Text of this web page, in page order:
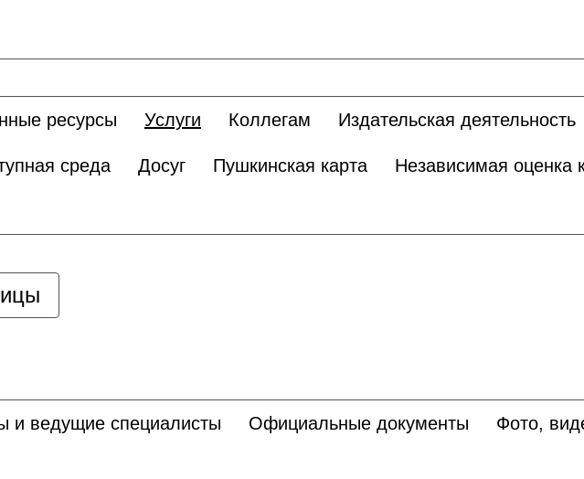
ресурсы Услуги Коллегам Издательская деятельность
среда Досуг Пушкинская карта Независимая оценка
и ведущие специалисты Официальные документы Фото,